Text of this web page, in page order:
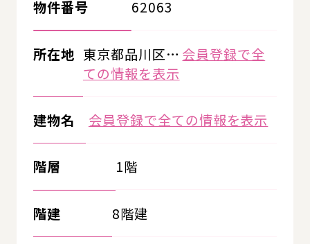
物件番号 62063
所在地 東京都品川区… 会員登録で全
ての情報を表示
建物名 会員登録で全ての情報を表示
階層 1階
階建 8階建